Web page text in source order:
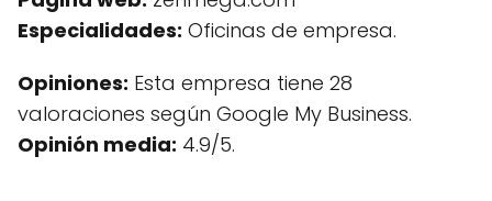
Especialidades: Oficinas de empresa.
Opiniones: Esta empresa tiene 28
valoraciones según Google My Business.
Opinión media: 4.9/5.